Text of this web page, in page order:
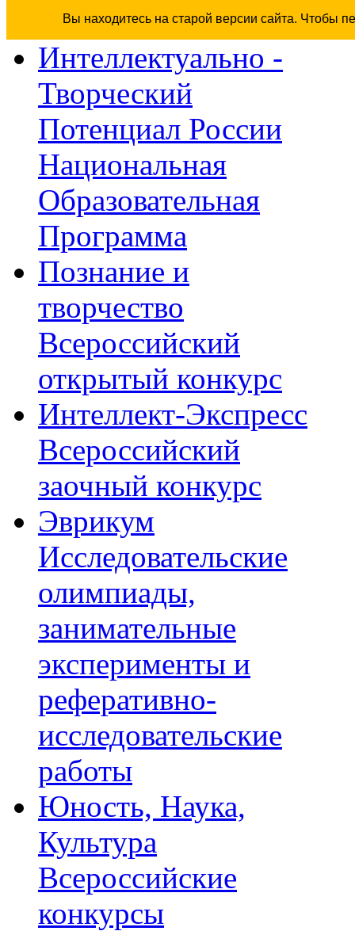
Вы находитесь на старой версии сайта. Чтобы
Интеллектуально -
Творческий
Потенциал России
Национальная
Образовательная
Программа
Познание и
творчество
Всероссийский
открытый конкурс
Интеллект-Экспресс
Всероссийский
заочный конкурс
Эврикум
Исследовательские
олимпиады,
занимательные
эксперименты и
реферативно-
исследовательские
работы
Юность, Наука,
Культура
Всероссийские
конкурсы